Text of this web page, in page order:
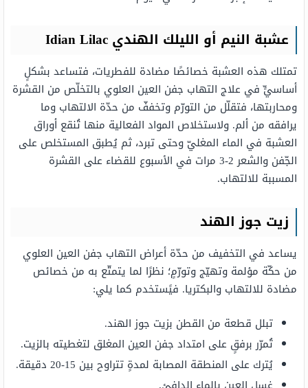
عشبة النيم أو الليلك الهندي Idian Lilac
تمتلك هذه العشبة خصائصًا مضادة للفطريات، فتساعد بشكلٍ
أساسيٍّ في علاج التهاب جفن العين العلوي بالتخلّص من القشرة
ومحاربتها، فتقلّل من التورّم وتخففّ من حدّة الالتهاب وما
يرافقه من ألم. ولاستخلاص المواد الفعالية منها تُنقع أوراق
العشبة في الماء المغليّ وحتى تبرد، ثم يُطبق المستخلص على
الجّفن والشعر 2-3 مرات في الأسبوع للقضاء على القشرة
المسببة للالتهاب.
زيت جوز الهند
يساعد في التخفيف من حدّة أعراض التهاب جفن العين العلوي
من حكّة مؤلمة وتهيّج وتورّمٍ؛ نظرًا لما يتمتّع به من خصائص
مضادة للالتهاب والبكتريا. فيًستخدم كما يلي:
تبلل قطعة من القطن بزيت جوز الهند.
تُمرّر برفقٍ على امتداد جفن العين المغلق لتغطيته بالزيت.
يُترك على المنطقة المصابة لمدةٍ تتراوح بين 15-20 دقيقة.